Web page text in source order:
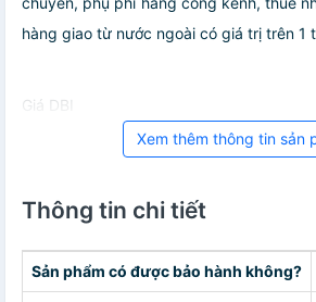
hàng giao từ nước ngoài có giá trị trên 1
Giá DBI
Xem thêm thông tin sản
Thông tin chi tiết
Sản phẩm có được bảo hành không?